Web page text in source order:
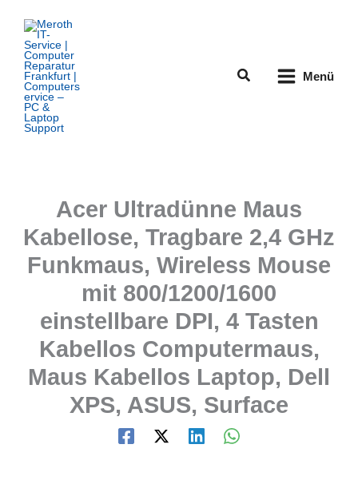
Inhalt
springen
Suchen Menü
Acer Ultradünne Maus
Kabellose, Tragbare 2,4 GHz
Funkmaus, Wireless Mouse
mit 800/1200/1600
einstellbare DPI, 4 Tasten
Kabellos Computermaus,
Maus Kabellos Laptop, Dell
XPS, ASUS, Surface